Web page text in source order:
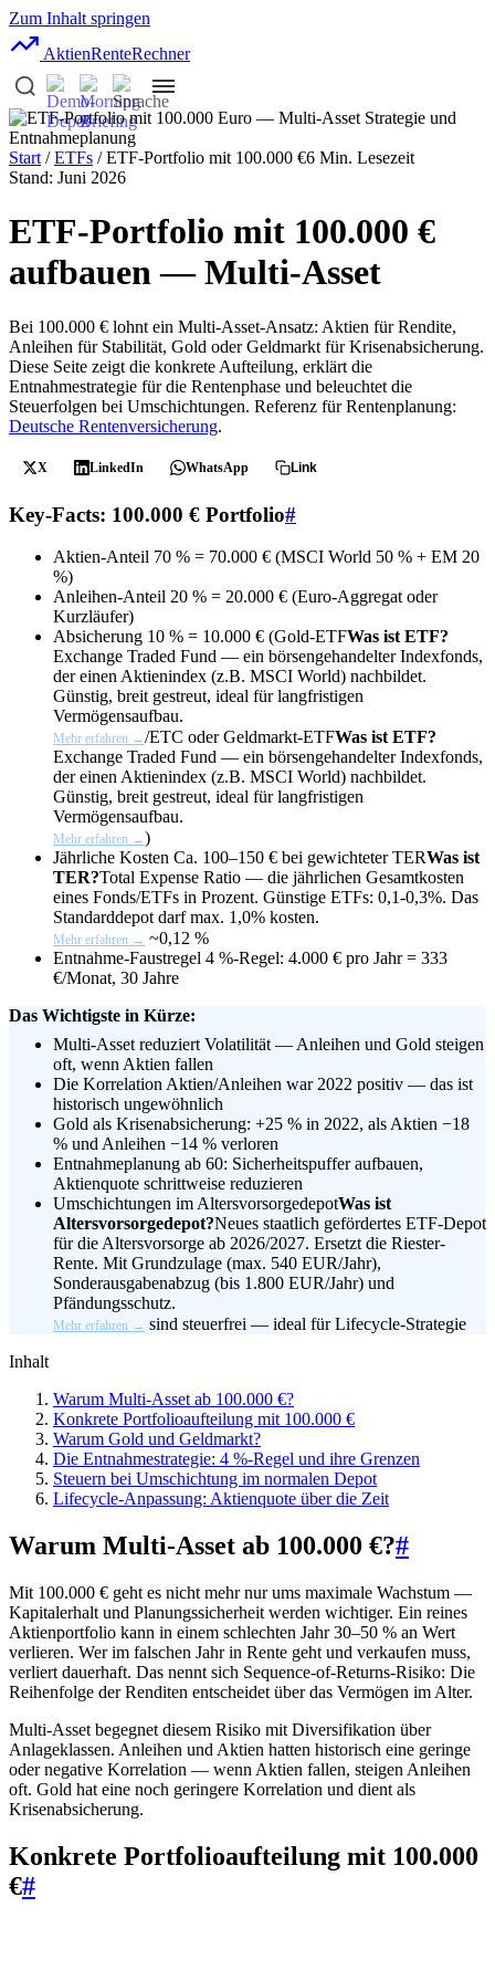
Zum Inhalt springen
AktienRenteRechner
Start /ETFs / ETF-Portfolio mit 100.000 €6 Min. Lesezeit
Stand: Juni 2026
ETF-Portfolio mit 100.000 €
aufbauen — Multi-Asset
Bei 100.000 € lohnt ein Multi-Asset-Ansatz: Aktien für Rendite,
Anleihen für Stabilität, Gold oder Geldmarkt für Krisenabsicherung.
Diese Seite zeigt die konkrete Aufteilung, erklärt die
Entnahmestrategie für die Rentenphase und beleuchtet die
Steuerfolgen bei Umschichtungen. Referenz für Rentenplanung:
Deutsche Rentenversicherung.
X LinkedIn WhatsApp Link
Key-Facts: 100.000 € Portfolio#
Aktien-Anteil 70 % = 70.000 € (MSCI World 50 % + EM 20
%)
Anleihen-Anteil 20 % = 20.000 € (Euro-Aggregat oder
Kurzläufer)
Absicherung 10 % = 10.000 € (Gold-ETFWas ist ETF?
Exchange Traded Fund — ein börsengehandelter Indexfonds,
der einen Aktienindex (z.B. MSCI World) nachbildet.
Günstig, breit gestreut, ideal für langfristigen
Vermögensaufbau.
Mehr erfahren →/ETC oder Geldmarkt-ETFWas ist ETF?
Exchange Traded Fund — ein börsengehandelter Indexfonds,
der einen Aktienindex (z.B. MSCI World) nachbildet.
Günstig, breit gestreut, ideal für langfristigen
Vermögensaufbau.
Mehr erfahren →)
Jährliche Kosten Ca. 100–150 € bei gewichteterTERWas ist
TER?Total Expense Ratio — die jährlichen Gesamtkosten
eines Fonds/ETFs in Prozent. Günstige ETFs: 0,1-0,3%. Das
Standarddepot darf max. 1,0% kosten.
Mehr erfahren → ~0,12 %
Entnahme-Faustregel 4 %-Regel: 4.000 € pro Jahr = 333
€/Monat, 30 Jahre
Das Wichtigste in Kürze:
Multi-Asset reduziert Volatilität — Anleihen und Gold steigen
oft, wenn Aktien fallen
Die Korrelation Aktien/Anleihen war 2022 positiv — das ist
historisch ungewöhnlich
Gold als Krisenabsicherung: +25 % in 2022, als Aktien −18
% und Anleihen −14 % verloren
Entnahmeplanung ab 60: Sicherheitspuffer aufbauen,
Aktienquote schrittweise reduzieren
Umschichtungen im AltersvorsorgedepotWas ist
Altersvorsorgedepot?Neues staatlich gefördertes ETF-Depot
für die Altersvorsorge ab 2026/2027. Ersetzt die Riester-
Rente. Mit Grundzulage (max. 540 EUR/Jahr),
Sonderausgabenabzug (bis 1.800 EUR/Jahr) und
Pfändungsschutz.
Mehr erfahren → sind steuerfrei — ideal für Lifecycle-Strategie
Inhalt
Warum Multi-Asset ab 100.000 €?
Konkrete Portfolioaufteilung mit 100.000 €
Warum Gold und Geldmarkt?
Die Entnahmestrategie: 4 %-Regel und ihre Grenzen
Steuern bei Umschichtung im normalen Depot
Lifecycle-Anpassung: Aktienquote über die Zeit
Warum Multi-Asset ab 100.000 €?#
Mit 100.000 € geht es nicht mehr nur ums maximale Wachstum —
Kapitalerhalt und Planungssicherheit werden wichtiger. Ein reines
Aktienportfolio kann in einem schlechten Jahr 30–50 % an Wert
verlieren. Wer im falschen Jahr in Rente geht und verkaufen muss,
verliert dauerhaft. Das nennt sich Sequence-of-Returns-Risiko: Die
Reihenfolge der Renditen entscheidet über das Vermögen im Alter.
Multi-Asset begegnet diesem Risiko mit Diversifikation über
Anlageklassen. Anleihen und Aktien hatten historisch eine geringe
oder negative Korrelation — wenn Aktien fallen, steigen Anleihen
oft. Gold hat eine noch geringere Korrelation und dient als
Krisenabsicherung.
Konkrete Portfolioaufteilung mit 100.000
€#